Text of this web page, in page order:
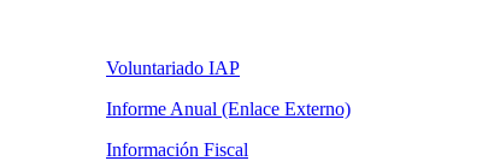
Voluntariado IAP
Informe Anual (Enlace Externo)
Información Fiscal